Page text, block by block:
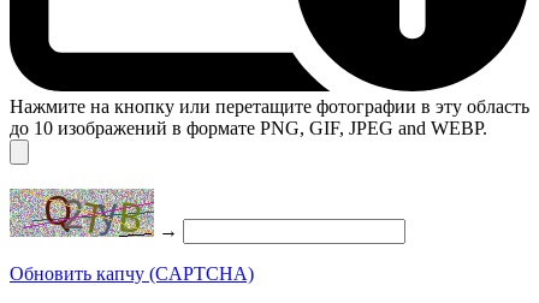
Нажмите на кнопку или перетащите фотографии в эту область
до 10 изображений в формате PNG, GIF, JPEG and WEBP.
→
Обновить капчу (CAPTCHA)